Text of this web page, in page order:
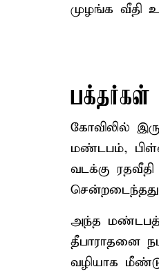
முழங்க வீதி
பக்தர்கள்
கோவிலில்
மண்டபம்,
வடக்கு
அந்த
தீபாராதனை
வழியாக